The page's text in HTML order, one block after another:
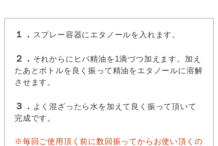
１． スプレー容器にエタノールを入れます。
２． それからにヒバ精油を1滴づつ加えます。加え
たあとボトルを良く振って精油をエタノールに溶解
させます。
３． よく混ざったら水を加えて良く振って頂いて
完成です。
※毎回ご使用頂く前に数回振ってからお使い頂くの